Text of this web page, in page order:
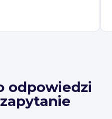
odpowiedzi